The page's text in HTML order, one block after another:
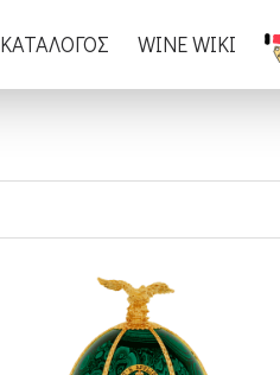
ΚΑΤΑΛΟΓΟΣ WINE WIKI